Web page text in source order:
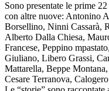
Sono presentate le prime
con altre nuove: Antonino
Borsellino, Ninni Cassarà,
Alberto Dalla Chiesa,
Francese, Peppino
Giuliano, Libero Grassi,
Mattarella, Beppe
Cesare Terranova,